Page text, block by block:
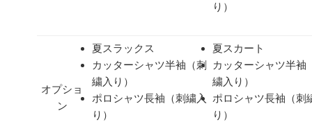
り）
オプショ
ン
夏スラックス
カッターシャツ半袖（刺
繍入り）
ポロシャツ長袖（刺繍入
り）
夏スカート
カッターシャツ半袖
繍入り）
ポロシャツ長袖（刺
り）